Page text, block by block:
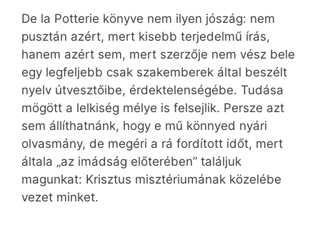
De la Potterie könyve nem ilyen jószág: nem
pusztán azért, mert kisebb terjedelmű írás,
hanem azért sem, mert szerzője nem vész bele
egy legfeljebb csak szakemberek által beszélt
nyelv útvesztőibe, érdektelenségébe. Tudása
mögött a lelkiség mélye is felsejlik. Persze azt
sem állíthatnánk, hogy e mű könnyed nyári
olvasmány, de megéri a rá fordított időt, mert
általa „az imádság előterében” találjuk
magunkat: Krisztus misztériumának közelébe
vezet minket.